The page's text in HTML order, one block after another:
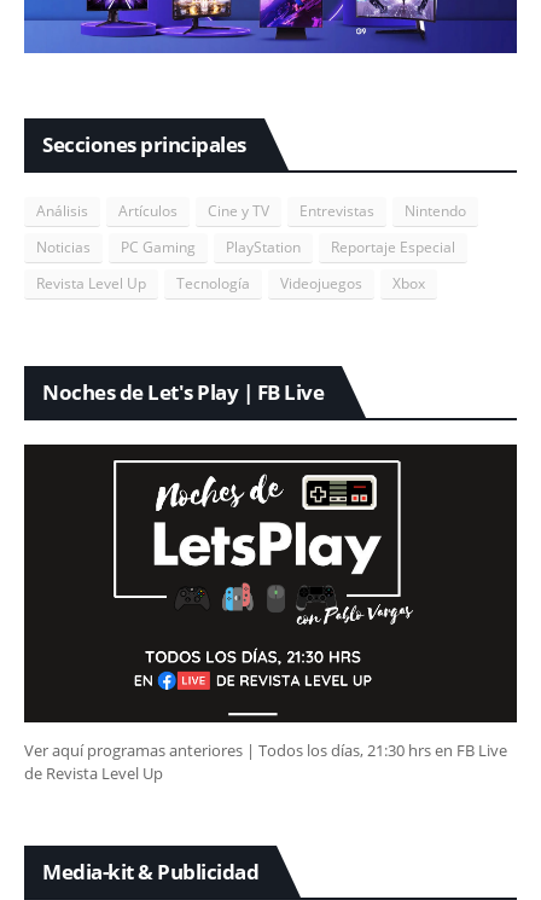
Secciones principales
Análisis Artículos Cine y TV Entrevistas
Nintendo
Noticias
PC Gaming PlayStation
Reportaje Especial
Revista Level Up
Tecnología Videojuegos Xbox
Noches de Let's Play | FB Live
Ver aquí programas anteriores | Todos los días, 21:30 hrs en FB Live
de Revista Level Up
Media-kit & Publicidad